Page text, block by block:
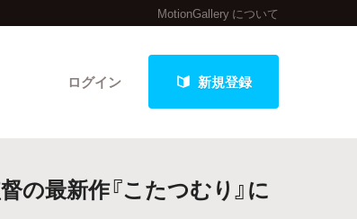
MotionGallery について
ログイン 新規登録
最新作『こたつむり』に